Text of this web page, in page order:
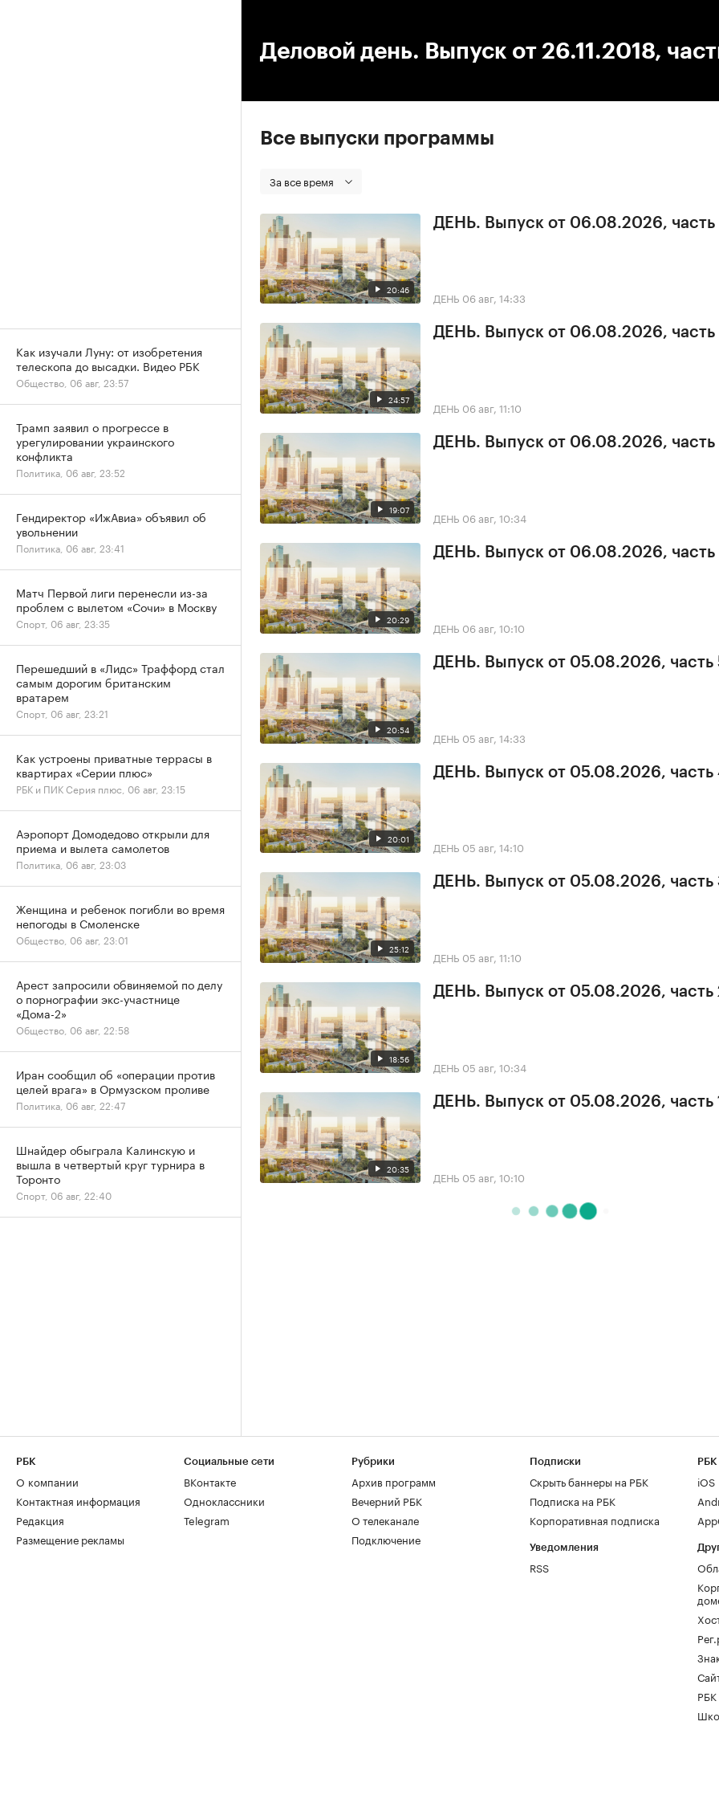
Деловой день. Выпуск от 26.11.2018,
Все выпуски программы
За все время
20:46
ДЕНЬ. Выпуск от 06.08.2026, часть
ДЕНЬ 06 авг, 14:33
24:57
ДЕНЬ. Выпуск от 06.08.2026, часть
ДЕНЬ 06 авг, 11:10
19:07
ДЕНЬ. Выпуск от 06.08.2026, часть
ДЕНЬ 06 авг, 10:34
20:29
ДЕНЬ. Выпуск от 06.08.2026, часть
ДЕНЬ 06 авг, 10:10
20:54
ДЕНЬ. Выпуск от 05.08.2026, часть
ДЕНЬ 05 авг, 14:33
20:01
ДЕНЬ. Выпуск от 05.08.2026, часть
ДЕНЬ 05 авг, 14:10
25:12
ДЕНЬ. Выпуск от 05.08.2026, часть
ДЕНЬ 05 авг, 11:10
18:56
ДЕНЬ. Выпуск от 05.08.2026, часть
ДЕНЬ 05 авг, 10:34
20:35
ДЕНЬ. Выпуск от 05.08.2026, часть
ДЕНЬ 05 авг, 10:10
Как изучали Луну: от изобретения
телескопа до высадки. Видео РБК
Общество, 06 авг, 23:57
Трамп заявил о прогрессе в
урегулировании украинского
конфликта
Политика, 06 авг, 23:52
Гендиректор «ИжАвиа» объявил об
увольнении
Политика, 06 авг, 23:41
Матч Первой лиги перенесли из-за
проблем с вылетом «Сочи» в Москву
Спорт, 06 авг, 23:35
Перешедший в «Лидс» Траффорд стал
самым дорогим британским
вратарем
Спорт, 06 авг, 23:21
Как устроены приватные террасы в
квартирах «Серии плюс»
РБК и ПИК Серия плюс, 06 авг, 23:15
Аэропорт Домодедово открыли для
приема и вылета самолетов
Политика, 06 авг, 23:03
Женщина и ребенок погибли во время
непогоды в Смоленске
Общество, 06 авг, 23:01
Арест запросили обвиняемой по делу
о порнографии экс-участнице
«Дома-2»
Общество, 06 авг, 22:58
Иран сообщил об «операции против
целей врага» в Ормузском проливе
Политика, 06 авг, 22:47
Шнайдер обыграла Калинскую и
вышла в четвертый круг турнира в
Торонто
Спорт, 06 авг, 22:40
РБК
О компании
Контактная информация
Редакция
Размещение рекламы
Социальные сети
ВКонтакте
Одноклассники
Telegram
Рубрики
Архив программ
Вечерний РБК
О телеканале
Подключение
Подписки
Скрыть баннеры на РБК
Подписка на РБК
Корпоративная подписка
Уведомления
RSS
РБК
iOS